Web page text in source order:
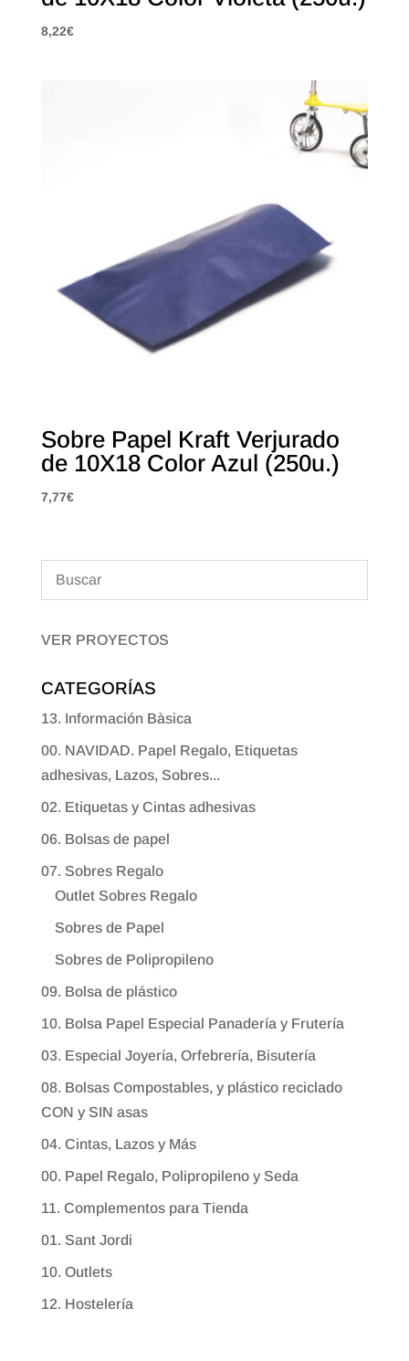
8,22€
Sobre Papel Kraft Verjurado
de 10X18 Color Azul (250u.)
7,77€
VER PROYECTOS
CATEGORÍAS
13. Información Bàsica
00. NAVIDAD. Papel Regalo, Etiquetas
adhesivas, Lazos, Sobres...
02. Etiquetas y Cintas adhesivas
06. Bolsas de papel
07. Sobres Regalo
Outlet Sobres Regalo
Sobres de Papel
Sobres de Polipropileno
09. Bolsa de plástico
10. Bolsa Papel Especial Panadería y Frutería
03. Especial Joyería, Orfebrería, Bisutería
08. Bolsas Compostables, y plástico reciclado
CON y SIN asas
04. Cintas, Lazos y Más
00. Papel Regalo, Polipropileno y Seda
11. Complementos para Tienda
01. Sant Jordi
10. Outlets
12. Hostelería